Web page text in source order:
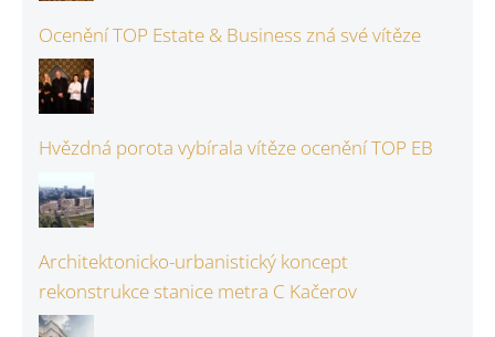
Ocenění TOP Estate & Business zná své vítěze
Hvězdná porota vybírala vítěze ocenění TOP EB
Architektonicko-urbanistický koncept
rekonstrukce stanice metra C Kačerov